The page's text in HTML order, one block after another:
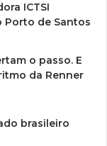
ICTSI
Porto de Santos
o passo. E
da Renner
brasileiro